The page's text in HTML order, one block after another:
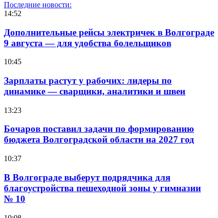
Последние новости:
14:52
Дополнительные рейсы электричек в Волгограде
9 августа — для удобства болельщиков
10:45
Зарплаты растут у рабочих: лидеры по
динамике — сварщики, аналитики и швеи
13:23
Бочаров поставил задачи по формированию
бюджета Волгоградской области на 2027 год
10:37
В Волгограде выберут подрядчика для
благоустройства пешеходной зоны у гимназии
№ 10